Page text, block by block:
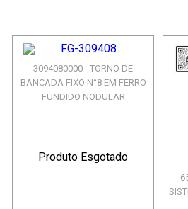
3094080000 - TORNO DE
BANCADA FIXO N°8 EM FERRO
FUNDIDO NODULAR
Produto Esgotado